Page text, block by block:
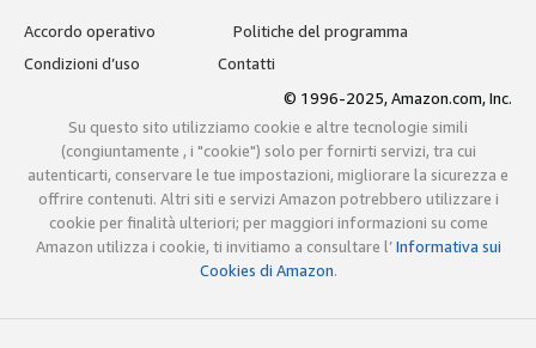
Accordo operativo
Politiche del programma
Condizioni d’uso
Contatti
© 1996-2025, Amazon.com, Inc.
Su questo sito utilizziamo cookie e altre tecnologie simili
(congiuntamente , i "cookie") solo per fornirti servizi, tra cui
autenticarti, conservare le tue impostazioni, migliorare la sicurezza e
offrire contenuti. Altri siti e servizi Amazon potrebbero utilizzare i
cookie per finalità ulteriori; per maggiori informazioni su come
Amazon utilizza i cookie, ti invitiamo a consultare l’Informativa sui
Cookies di Amazon.